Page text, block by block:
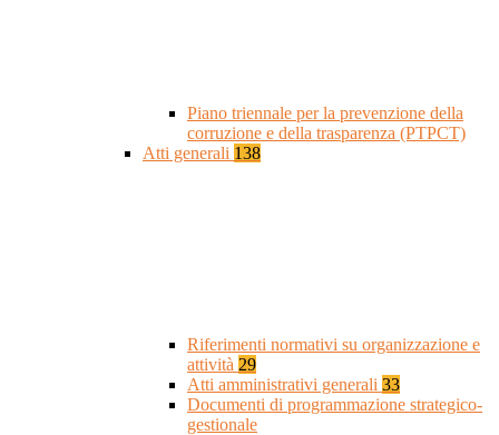
Piano triennale per la prevenzione della
corruzione e della trasparenza (PTPCT)
Atti generali 138
Riferimenti normativi su organizzazione e
attività 29
Atti amministrativi generali 33
Documenti di programmazione strategico-
gestionale